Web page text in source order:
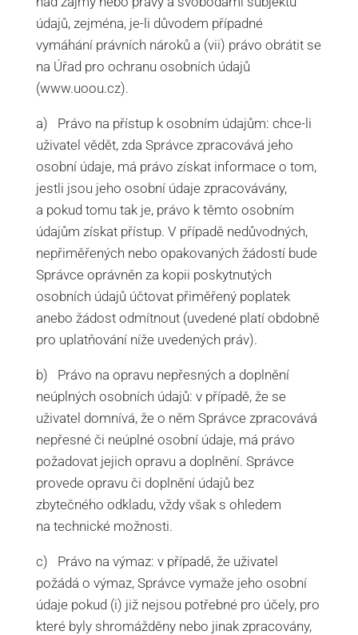
údajů, zejména, je-li důvodem případné
vymáhání právních nároků a (vii) právo obrátit se
na Úřad pro ochranu osobních údajů
(www.uoou.cz).
a) Právo na přístup k osobním údajům: chce-li
uživatel vědět, zda Správce zpracovává jeho
osobní údaje, má právo získat informace o tom,
jestli jsou jeho osobní údaje zpracovávány,
a pokud tomu tak je, právo k těmto osobním
údajům získat přístup. V případě nedůvodných,
nepřiměřených nebo opakovaných žádostí bude
Správce oprávněn za kopii poskytnutých
osobních údajů účtovat přiměřený poplatek
anebo žádost odmítnout (uvedené platí obdobně
pro uplatňování níže uvedených práv).
b) Právo na opravu nepřesných a doplnění
neúplných osobních údajů: v případě, že se
uživatel domnívá, že o něm Správce zpracovává
nepřesné či neúplné osobní údaje, má právo
požadovat jejich opravu a doplnění. Správce
provede opravu či doplnění údajů bez
zbytečného odkladu, vždy však s ohledem
na technické možnosti.
c) Právo na výmaz: v případě, že uživatel
požádá o výmaz, Správce vymaže jeho osobní
údaje pokud (i) již nejsou potřebné pro účely, pro
které byly shromážděny nebo jinak zpracovány,